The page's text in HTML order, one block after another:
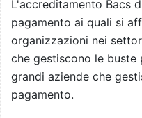
L'accreditamento Bacs
pagamento ai quali si
organizzazioni nei
che gestiscono le
grandi aziende che
pagamento.